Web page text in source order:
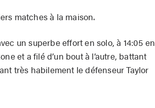
matches à la maison.
un superbe effort en solo, à 14:05 en
et a filé d’un bout à l’autre, battant
très habilement le défenseur Taylor